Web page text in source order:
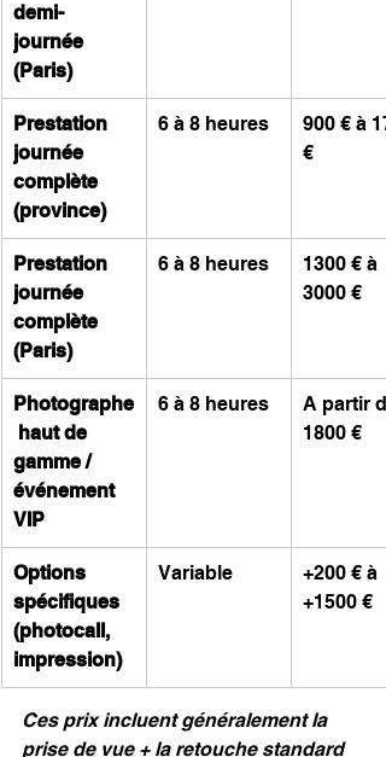
demi-
journée
(Paris)
Prestation
journée
complète
(province)
6 à 8 heures
900 € à
€
Prestation
journée
complète
(Paris)
6 à 8 heures
1300 € à
3000 €
Photographe
haut de
gamme /
événement
VIP
6 à 8 heures
A partir
1800 €
Options
spécifiques
(photocall,
impression)
Variable
+200 € à
+1500 €
Ces prix incluent généralement la
prise de vue + la retouche standard